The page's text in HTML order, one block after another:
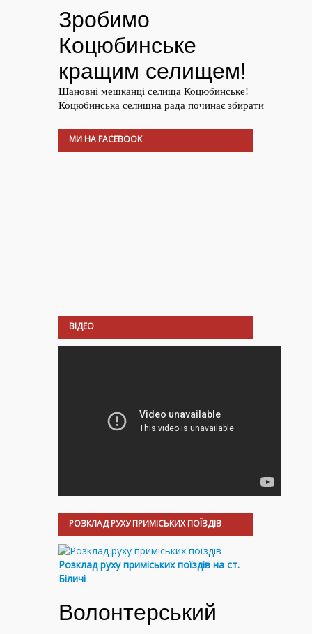
МИ НА FACEBOOK
ВІДЕО
РОЗКЛАД РУХУ ПРИМІСЬКИХ ПОЇЗДІВ
Розклад руху приміських поїздів на ст.
Біличі